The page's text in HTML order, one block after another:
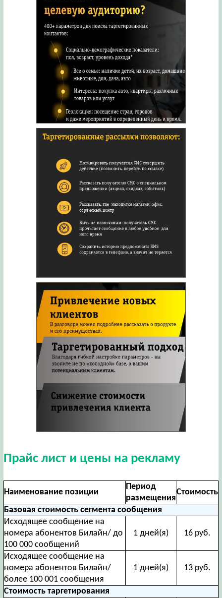
Прайс лист и цены на рекламу
Наименование позиции
Период
размещения
Стоимость
Базовая стоимость сегмента сообщения
Исходящее сообщение на
номера абонентов Билайн/ до
100 000 сообщений
1 дней(я) 16 руб.
Исходящее сообщение на
номера абонентов Билайн/
более 100 001 сообщения
1 дней(я) 13 руб.
Стоимость таргетирования